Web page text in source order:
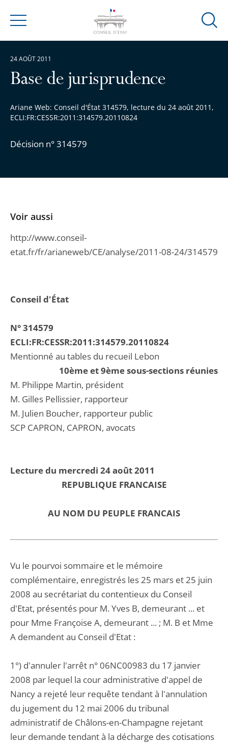
Menu
Ouvrir
Base de jurisprudence
Ariane Web: Conseil d'État 314579, lecture du 24 août 2011,
ECLI:FR:CESSR:2011:314579.20110824
Décision n° 314579
24 AOÛT 2011
Conseil d'État
N° 314579
ECLI:FR:CESSR:2011:314579.20110824
Mentionné au tables du recueil Lebon
10ème et 9ème sous-sections réunies
M. Philippe Martin, président
M. Gilles Pellissier, rapporteur
M. Julien Boucher, rapporteur public
SCP CAPRON, CAPRON, avocats
Lecture du mercredi 24 août 2011
REPUBLIQUE FRANCAISE
AU NOM DU PEUPLE FRANCAIS
Vu le pourvoi sommaire et le mémoire
complémentaire, enregistrés les 25 mars et 25 juin
2008 au secrétariat du contentieux du Conseil
d'Etat, présentés pour M. Yves B, demeurant ... et
pour Mme Françoise A, demeurant ... ; M. B et Mme
A demandent au Conseil d'Etat :
1°) d'annuler l'arrêt n° 06NC00983 du 17 janvier
2008 par lequel la cour administrative d'appel de
Nancy a rejeté leur requête tendant à l'annulation
du jugement du 12 mai 2006 du tribunal
administratif de Châlons-en-Champagne rejetant
leur demande tendant à la décharge des cotisations
Voir aussi
http://www.conseil-
etat.fr/fr/arianeweb/CE/analyse/2011-08-24/314579